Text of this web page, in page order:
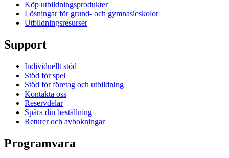
Köp utbildningsprodukter
Lösningar för grund- och gymnasieskolor
Utbildningsresurser
Support
Individuellt stöd
Stöd för spel
Stöd för företag och utbildning
Kontakta oss
Reservdelar
Spåra din beställning
Returer och avbokningar
Programvara